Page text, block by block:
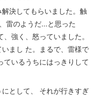
決してもらいました。触
雷のようだ...と思った
強く、怒っていました。
まし た。まるで、雷様で
ているうちにはっきりして
にとして、 それが行きすぎ